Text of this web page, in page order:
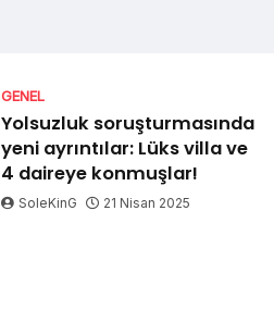
GENEL
Yolsuzluk soruşturmasında
yeni ayrıntılar: Lüks villa ve
4 daireye konmuşlar!
SoleKinG 21 Nisan 2025